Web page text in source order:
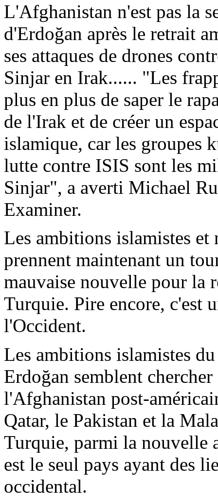
L'Afghanistan n'est pas la
d'Erdoğan après le retrait
ses attaques de drones
Sinjar en Irak...... "Les
plus en plus de saper le
de l'Irak et de créer un
islamique, car les groupes
lutte contre ISIS sont les
Sinjar", a averti Michael
Examiner.
Les ambitions islamistes et
prennent maintenant un
mauvaise nouvelle pour la
Turquie. Pire encore, c'est
l'Occident.
Les ambitions islamistes
Erdoğan semblent
l'Afghanistan post-
Qatar, le Pakistan et la
Turquie, parmi la nouvelle
est le seul pays ayant des
occidental.